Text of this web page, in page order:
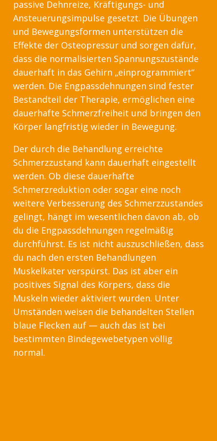
passive Dehnreize, Kräftigungs- und
Ansteuerungsimpulse gesetzt. Die Übungen
und Bewegungsformen unterstützen die
Effekte der Osteopressur und sorgen dafür,
dass die normalisierten Spannungszustände
dauerhaft in das Gehirn „einprogrammiert“
werden. Die Engpassdehnungen sind fester
Bestandteil der Therapie, ermöglichen eine
dauerhafte Schmerzfreiheit und bringen den
Körper langfristig wieder in Bewegung.
Der durch die Behandlung erreichte
Schmerzzustand kann dauerhaft eingestellt
werden. Ob diese dauerhafte
Schmerzreduktion oder sogar eine noch
weitere Verbesserung des Schmerzzustandes
gelingt, hängt im wesentlichen davon ab, ob
du die Engpassdehnungen regelmäßig
durchführst. Es ist nicht auszuschließen, dass
du nach den ersten Behandlungen
Muskelkater verspürst. Das ist aber ein
positives Signal des Körpers, dass die
Muskeln wieder aktiviert wurden. Unter
Umständen weisen die behandelten Stellen
blaue Flecken auf — auch das ist bei
bestimmten Bindegewebetypen völlig
normal.